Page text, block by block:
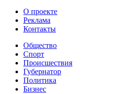
О проекте
Реклама
Контакты
Общество
Спорт
Происшествия
Губернатор
Политика
Бизнес